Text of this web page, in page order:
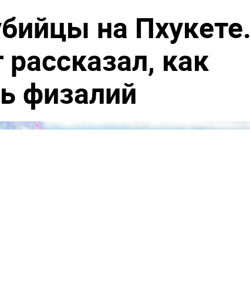
на Пхукете.
как
физалий